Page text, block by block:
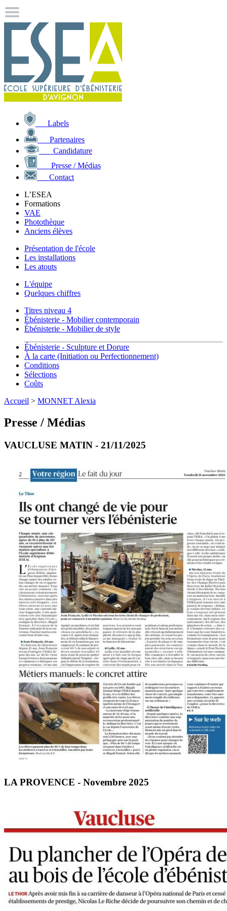
Labels
Partenaires
Candidature
Presse / Médias
Contact
L’ESEA
Formations
VAE
Photothèque
Anciens élèves
Présentation de l'école
Les installations
Les atouts
L'équipe
Quelques chiffres
Titres niveau 4
Ébénisterie - Mobilier contemporain
Ébénisterie - Mobilier de style
Ébénisterie - Sculpture et Dorure
À la carte (Initiation ou Perfectionnement)
Conditions
Sélections
Coûts
Accueil > MONNET Alexia
Presse / Médias
VAUCLUSE MATIN - 21/11/2025
LA PROVENCE - Novembre 2025